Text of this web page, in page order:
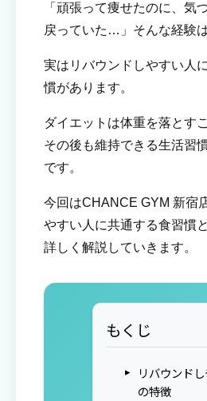
「頑張って痩せたのに、気
戻っていた…」そんな経験
実はリバウンドしやすい人
慣があります。
ダイエットは体重を落とす
その後も維持できる生活習
です。
今回はCHANCE GYM 新宿
やすい人に共通する食習慣
詳しく解説していきます。
もくじ
リバウンド
の特徴